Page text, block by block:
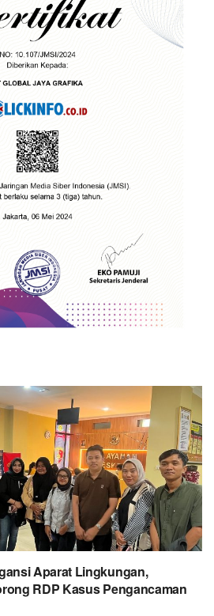
Aparat Lingkungan,
RDP Kasus Pengancaman